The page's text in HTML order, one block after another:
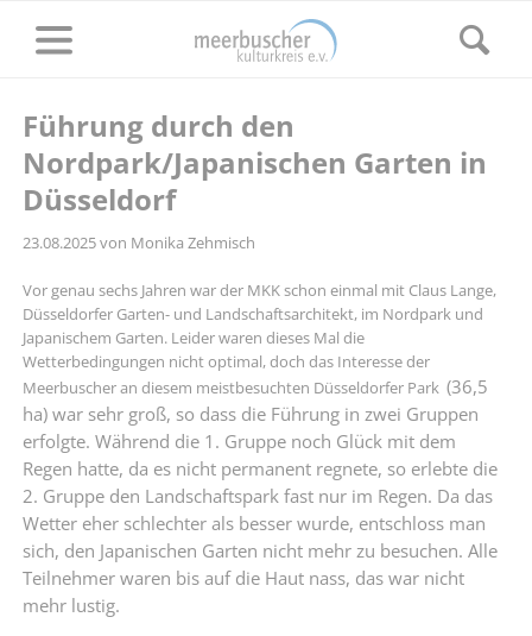
Führung durch den
Nordpark/Japanischen Garten in
Düsseldorf
23.08.2025von Monika Zehmisch
Vor genau sechs Jahren war der MKK schon einmal mit Claus Lange,
Düsseldorfer Garten- und Landschaftsarchitekt, im Nordpark und
Japanischem Garten. Leider waren dieses Mal die
Wetterbedingungen nicht optimal, doch das Interesse der
Meerbuscher an diesem meistbesuchten Düsseldorfer Park (36,5
ha) war sehr groß, so dass die Führung in zwei Gruppen
erfolgte. Während die 1. Gruppe noch Glück mit dem
Regen hatte, da es nicht permanent regnete, so erlebte die
2. Gruppe den Landschaftspark fast nur im Regen. Da das
Wetter eher schlechter als besser wurde, entschloss man
sich, den Japanischen Garten nicht mehr zu besuchen. Alle
Teilnehmer waren bis auf die Haut nass, das war nicht
mehr lustig.